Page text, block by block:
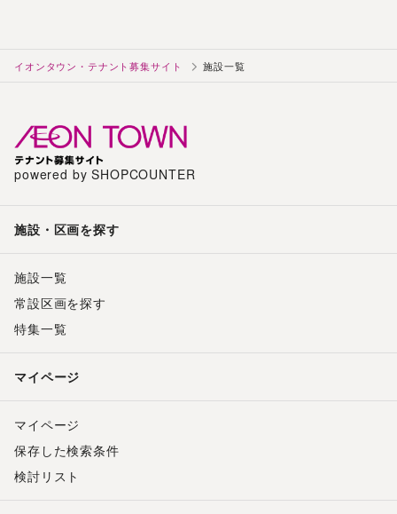
イオンタウン・テナント募集サイト 施設一覧
powered by SHOPCOUNTER
施設・区画を探す
施設一覧
常設区画を探す
特集一覧
マイページ
マイページ
保存した検索条件
検討リスト